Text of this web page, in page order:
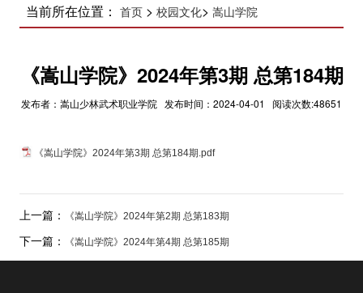
当前所在位置： 首页> 校园文化> 嵩山学院
《嵩山学院》2024年​第3期 总第184期
发布者：嵩山少林武术职业学院 发布时间：2024-04-01 阅读次数:48651
《嵩山学院》2024年第3期 总第184期.pdf
上一篇： 《嵩山学院》2024年​第2期 总第183期
下一篇： 《嵩山学院》2024年​第4期 总第185期